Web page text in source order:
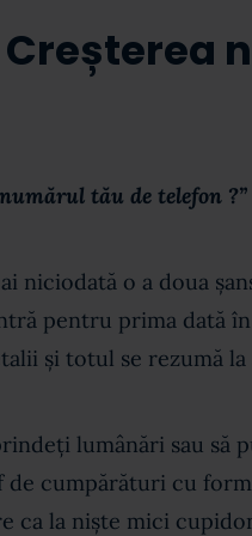
Creșterea
tău de telefon ?”
niciodată o a doua
pentru prima dată
și totul se rezumă la
lumânări sau
de cumpărături cu
ca la niște mici